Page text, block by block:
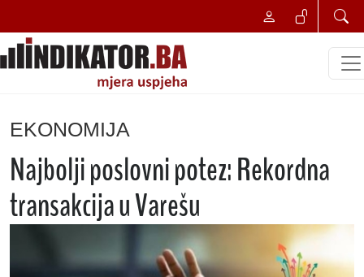
EKONOMIJA
Najbolji poslovni potez: Rekordna
transakcija u Varešu